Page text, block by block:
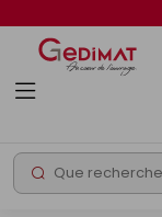
Rechercher